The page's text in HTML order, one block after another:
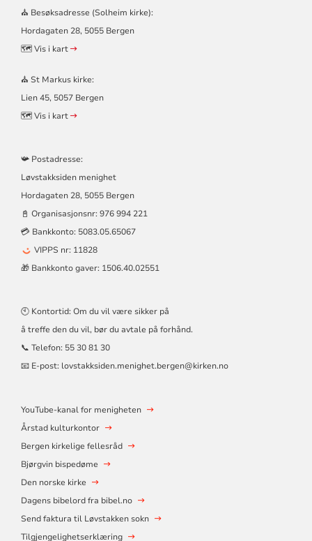
⛪ Besøksadresse (Solheim kirke):
Hordagaten 28, 5055 Bergen
🗺️ Vis i kart
⛪ St Markus kirke:
Lien 45, 5057 Bergen
🗺️ Vis i kart
📯 Postadresse:
Løvstakksiden menighet
Hordagaten 28, 5055 Bergen
📓 Organisasjonsnr: 976 994 221
💳 Bankkonto: 5083.05.65067
VIPPS nr: 11828
🎁 Bankkonto gaver: 1506.40.02551
🕙 Kontortid: Om du vil være sikker på
å treffe den du vil, bør du avtale på forhånd.
📞 Telefon: 55 30 81 30
📧 E-post: lovstakksiden.menighet.bergen@kirken.no
YouTube-kanal for menigheten
Årstad kulturkontor
Bergen kirkelige fellesråd
Bjørgvin bispedøme
Den norske kirke
Dagens bibelord fra bibel.no
Send faktura til Løvstakken sokn
Tilgjengelighetserklæring